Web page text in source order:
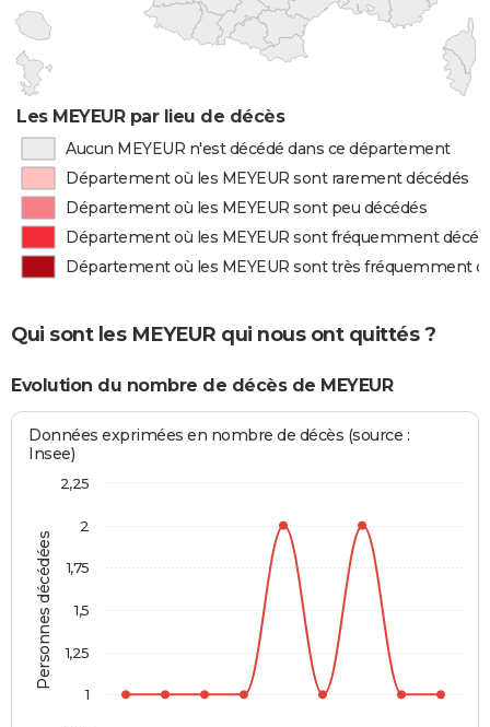
Les MEYEUR par lieu de décès
Aucun MEYEUR n'est décédé dans ce département
Département où les MEYEUR sont rarement décédés
Département où les MEYEUR sont peu décédés
Département où les MEYEUR sont fréquemment
Département où les MEYEUR sont très fréquemment
Qui sont les MEYEUR qui nous ont quittés ?
Evolution du nombre de décès de MEYEUR
Personnes décédées
Données exprimées en nombre de décès (source :
Insee)
1
1,25
1,5
1,75
2
2,25